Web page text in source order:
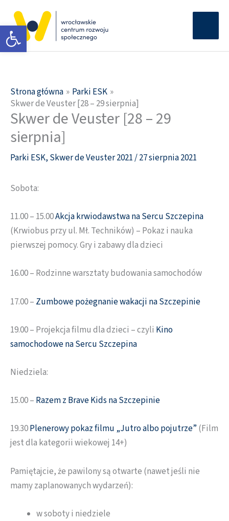
Otwórz pasek narzędzi
treści
Strona główna
Parki ESK
Skwer de Veuster [28 – 29 sierpnia]
Skwer de Veuster [28 – 29
sierpnia]
Parki ESK, Skwer de Veuster 2021/27 sierpnia 2021
Sobota:
11.00 – 15.00Akcja krwiodawstwa na Sercu Szczepina
(Krwiobus przy ul. Mł. Techników) – Pokaz i nauka
pierwszej pomocy. Gry i zabawy dla dzieci
16.00 – Rodzinne warsztaty budowania samochodów
17.00 – Zumbowe pożegnanie wakacji na Szczepinie
19.00 – Projekcja filmu dla dzieci – czyli Kino
samochodowe na Sercu Szczepina
Niedziela:
15.00 – Razem z Brave Kids na Szczepinie
19.30Plenerowy pokaz filmu „Jutro albo pojutrze” (Film
jest dla kategorii wiekowej 14+)
Pamiętajcie, że pawilony są otwarte (nawet jeśli nie
mamy zaplanowanych wydarzeń):
w soboty i niedziele